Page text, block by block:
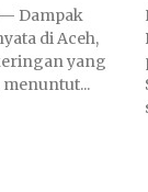
— Dampak
di Aceh,
yang